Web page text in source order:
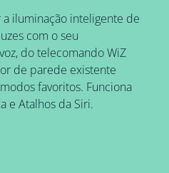
iluminação inteligente de
com o seu
do telecomando WiZ
de parede existente
favoritos. Funciona
e Atalhos da Siri.